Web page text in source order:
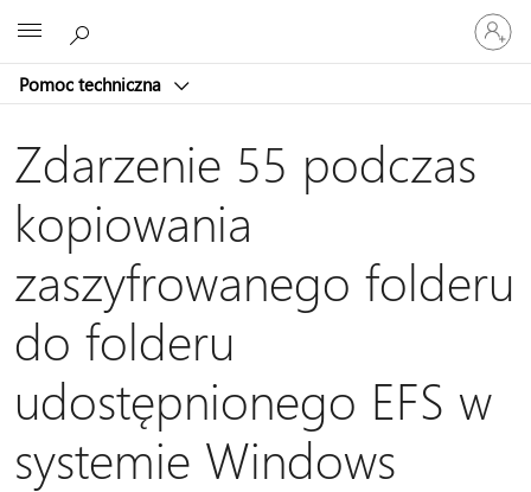
Pomoc techniczna
Zaloguj
się
do
konta
Zdarzenie 55 podczas
kopiowania
zaszyfrowanego folderu
do folderu
udostępnionego EFS w
systemie Windows